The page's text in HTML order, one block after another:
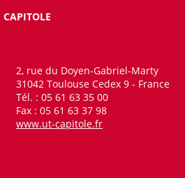
2, rue du Doyen-Gabriel-Marty
31042 Toulouse Cedex 9 - France
Tél. : 05 61 63 35 00
Fax : 05 61 63 37 98
www.ut-capitole.fr